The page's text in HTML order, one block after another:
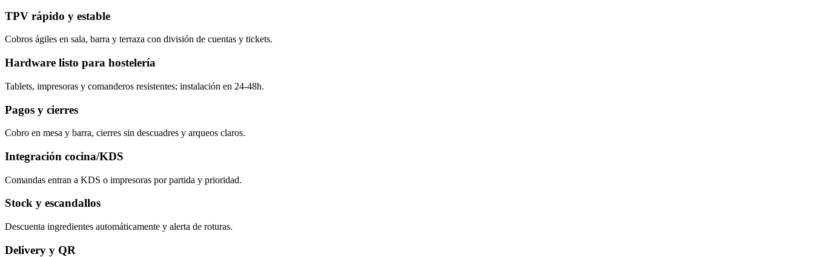
TPV rápido y estable
Cobros ágiles en sala, barra y terraza con división de cuentas y tickets.
Hardware listo para hostelería
Tablets, impresoras y comanderos resistentes; instalación en 24-48h.
Pagos y cierres
Cobro en mesa y barra, cierres sin descuadres y arqueos claros.
Integración cocina/KDS
Comandas entran a KDS o impresoras por partida y prioridad.
Stock y escandallos
Descuenta ingredientes automáticamente y alerta de roturas.
Delivery y QR